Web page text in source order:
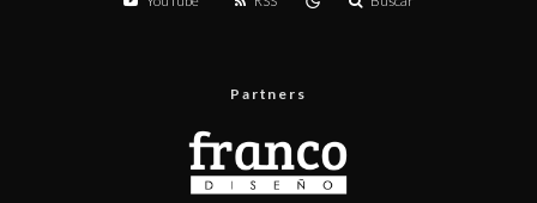
Partners